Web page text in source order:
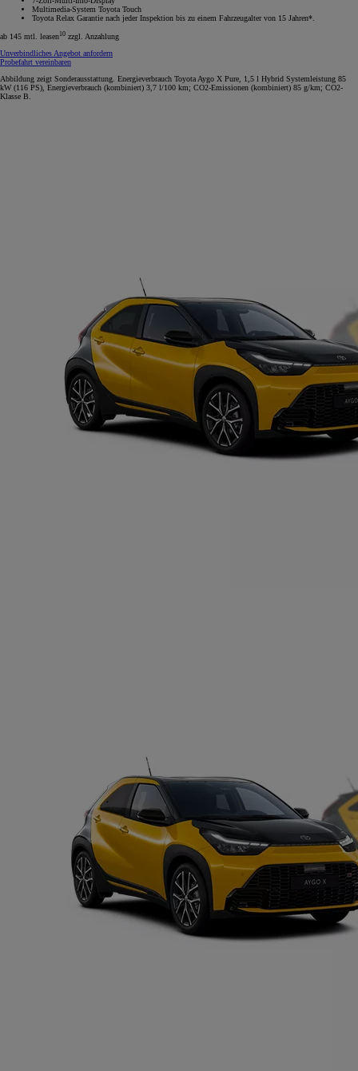
Multimedia-System Toyota Touch
Toyota Relax Garantie nach jeder Inspektion bis zu einem Fahrzeugalter von 15 Jahren*.
ab 145 mtl. leasen10 zzgl. Anzahlung
Unverbindliches Angebot anfordern
Probefahrt vereinbaren
Abbildung zeigt Sonderausstattung. Energieverbrauch Toyota Aygo X Pure, 1,5 l Hybrid Systemleistung 85
kW (116 PS), Energieverbrauch (kombiniert) 3,7 l/100 km; CO2-Emissionen (kombiniert) 85 g/km; CO2-
Klasse B.